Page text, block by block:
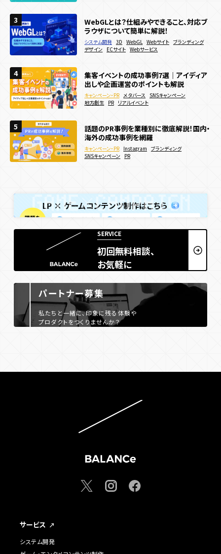
3
WebGLとは？仕組みやできること、対応ブ
ラウザについて簡単に解説！
システム開発 3D WebGL Webサイト ブランディング
デザイン
ECサイト Webサービス
4
集客イベントの成功事例7選｜アイディア
出しや企画運営のポイントも解説
キャンペーン・PR メタバース
SNSキャンペーン
地方創生 PR リアルイベント
5
話題のPR事例を業種別に徹底解説！国内・
海外の成功事例を網羅
キャンペーン・PR Instagram ブランディング
SNSキャンペーン
PR
3
Webアニメーションの参考サイト18選！動
きの種類なども解説
webサイト制作 Webサイト ブランディング デザイン
4
Webサイトに3Dアニメーションを導入した
い！作り方やメリットを徹底解説
webサイト制作 3D WebGL
Webサイト
アニメーション
サービス・ブランドサイト
5
集客イベントの成功事例7選｜アイディア
出しや企画運営のポイントも解説
キャンペーン・PR メタバース
SNSキャンペーン
地方創生 PR リアルイベント
3
動きのあるWebサイトの作り方は？メリッ
トやデメリットも解説
webサイト制作 Webサイト ブランディング 販売促進
4
夏キャンペーン事例20選を紹介！メリット
や制作方法も解説！
デジタルスタンプラリー 認知拡大 販売促進
夏キャンペーン
人気投票・ランキング
5
ECサイトで効果的な販促キャンペーン施
策15選！効果的な実施方法などを解説
キャンペーン・PR Webキャンペーン ECサイト
LP × ゲームコンテンツ制作はこちら
SERVICE
初回無料相談、
お気軽に
パートナー募集
私たちと一緒に、印象に残る体験や
プロダクトをつくりませんか？
サービス
システム開発